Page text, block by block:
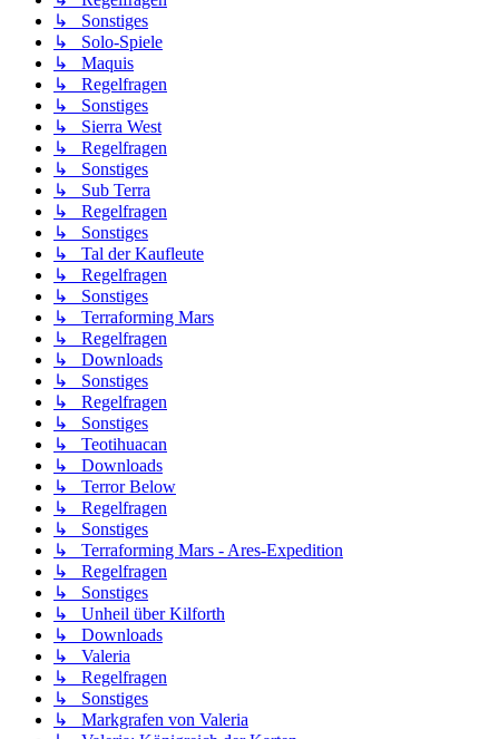
↳ Sonstiges
↳ Solo-Spiele
↳ Maquis
↳ Regelfragen
↳ Sonstiges
↳ Sierra West
↳ Regelfragen
↳ Sonstiges
↳ Sub Terra
↳ Regelfragen
↳ Sonstiges
↳ Tal der Kaufleute
↳ Regelfragen
↳ Sonstiges
↳ Terraforming Mars
↳ Regelfragen
↳ Downloads
↳ Sonstiges
↳ Regelfragen
↳ Sonstiges
↳ Teotihuacan
↳ Downloads
↳ Terror Below
↳ Regelfragen
↳ Sonstiges
↳ Terraforming Mars - Ares-Expedition
↳ Regelfragen
↳ Sonstiges
↳ Unheil über Kilforth
↳ Downloads
↳ Valeria
↳ Regelfragen
↳ Sonstiges
↳ Markgrafen von Valeria